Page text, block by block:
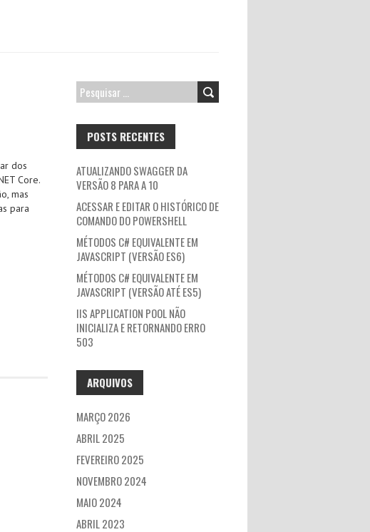
dos
Core.
mas
para
PESQUISAR
POSTS RECENTES
ATUALIZANDO SWAGGER DA
VERSÃO 8 PARA A 10
ACESSAR E EDITAR O HISTÓRICO DE
COMANDO DO POWERSHELL
MÉTODOS C# EQUIVALENTE EM
JAVASCRIPT (VERSÃO ES6)
MÉTODOS C# EQUIVALENTE EM
JAVASCRIPT (VERSÃO ATÉ ES5)
IIS APPLICATION POOL NÃO
INICIALIZA E RETORNANDO ERRO
503
ARQUIVOS
MARÇO 2026
ABRIL 2025
FEVEREIRO 2025
NOVEMBRO 2024
MAIO 2024
ABRIL 2023